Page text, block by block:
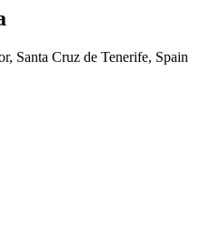
Santa Cruz de Tenerife, Spain